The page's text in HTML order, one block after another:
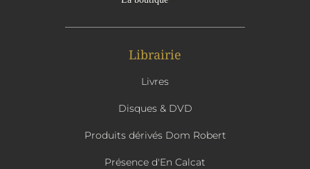
Librairie
Livres
Disques & DVD
Produits dérivés Dom Robert
Présence d'En Calcat